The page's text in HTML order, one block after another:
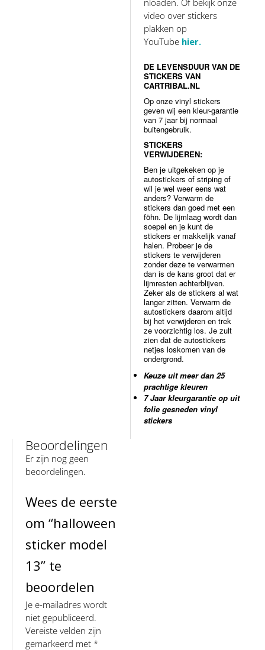
nloaden. Of bekijk onze
video over stickers
plakken op
YouTube hier.
DE LEVENSDUUR VAN DE
STICKERS VAN
CARTRIBAL.NL
Op onze vinyl stickers
geven wij een kleur-garantie
van 7 jaar bij normaal
buitengebruik.
STICKERS
VERWIJDEREN:
Ben je uitgekeken op je
autostickers of striping of
wil je wel weer eens wat
anders? Verwarm de
stickers dan goed met een
föhn. De lijmlaag wordt dan
soepel en je kunt de
stickers er makkelijk vanaf
halen. Probeer je de
stickers te verwijderen
zonder deze te verwarmen
dan is de kans groot dat er
lijmresten achterblijven.
Zeker als de stickers al wat
langer zitten. Verwarm de
autostickers daarom altijd
bij het verwijderen en trek
ze voorzichtig los. Je zult
zien dat de autostickers
netjes loskomen van de
ondergrond.
Keuze uit meer dan 25
prachtige kleuren
7 Jaar kleurgarantie op uit
folie gesneden vinyl
stickers
Beoordelingen
Er zijn nog geen
beoordelingen.
Wees de eerste
om “halloween
sticker model
13” te
beoordelen
Je e-mailadres wordt
niet gepubliceerd.
Vereiste velden zijn
gemarkeerd met *